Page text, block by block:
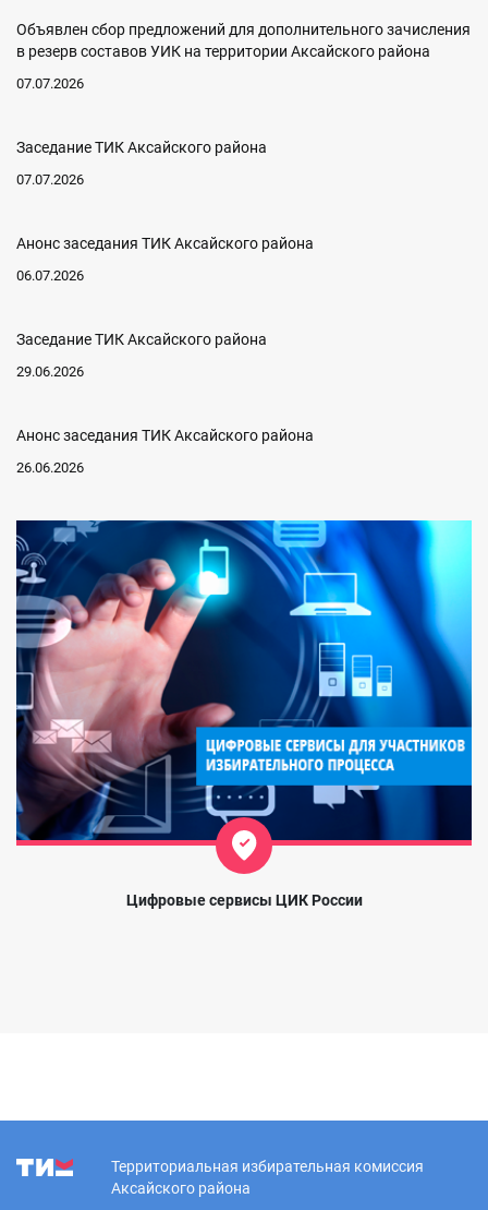
Объявлен сбор предложений для дополнительного зачисления
в резерв составов УИК на территории Аксайского района
07.07.2026
Заседание ТИК Аксайского района
07.07.2026
Анонс заседания ТИК Аксайского района
06.07.2026
Заседание ТИК Аксайского района
29.06.2026
Анонс заседания ТИК Аксайского района
26.06.2026
Цифровые сервисы ЦИК России
Территориальная избирательная комиссия
Аксайского района